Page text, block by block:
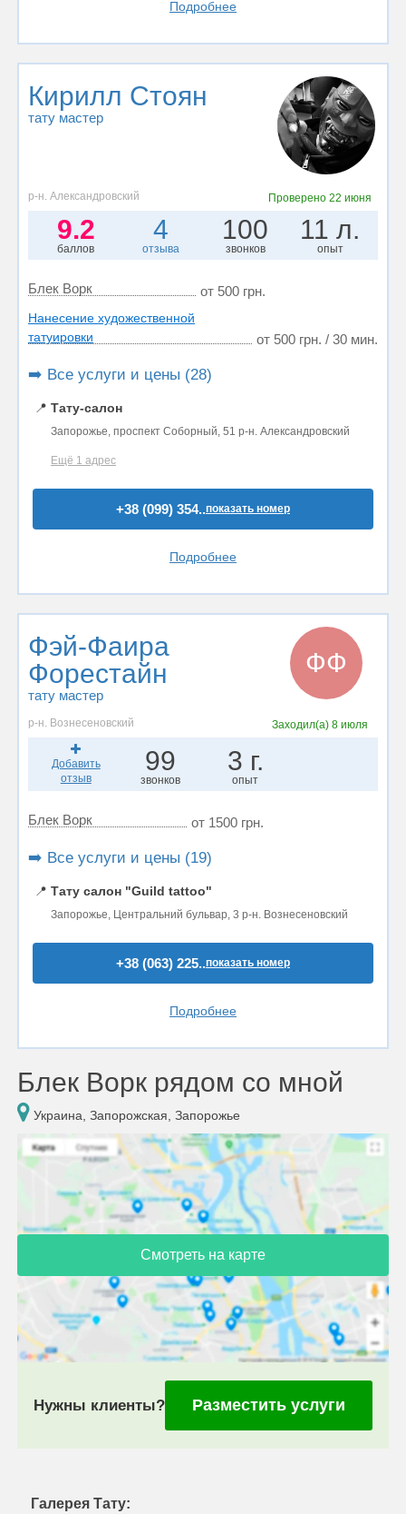
Подробнее
Кирилл Стоян
тату мастер
р-н. Александровский Проверено 22 июня
9.2
баллов
4
отзыва
100
звонков
11 л.
опыт
Блек Ворк от 500 грн.
Нанесение художественной
татуировки
от 500 грн. / 30 мин.
➡️ Все услуги и цены (28)
📍 Тату-салон
Запорожье, проспект Соборный, 51 р-н. Александровский
Ещё 1 адрес
+38 (099) 354..показать номер
Подробнее
Фэй-Фаира
Форестайн
тату мастер
ФФ
р-н. Вознесеновский Заходил(а) 8 июля
Добавить
отзыв
99
звонков
3 г.
опыт
Блек Ворк от 1500 грн.
➡️ Все услуги и цены (19)
📍 Тату салон "Guild tattoo"
Запорожье, Центральний бульвар, 3 р-н. Вознесеновский
+38 (063) 225..показать номер
Подробнее
Блек Ворк рядом со мной
Украина, Запорожская, Запорожье
Смотреть на карте
Нужны клиенты? Разместить услуги
Галерея Тату: